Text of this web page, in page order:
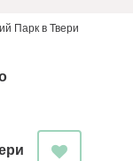
Парк в Твери